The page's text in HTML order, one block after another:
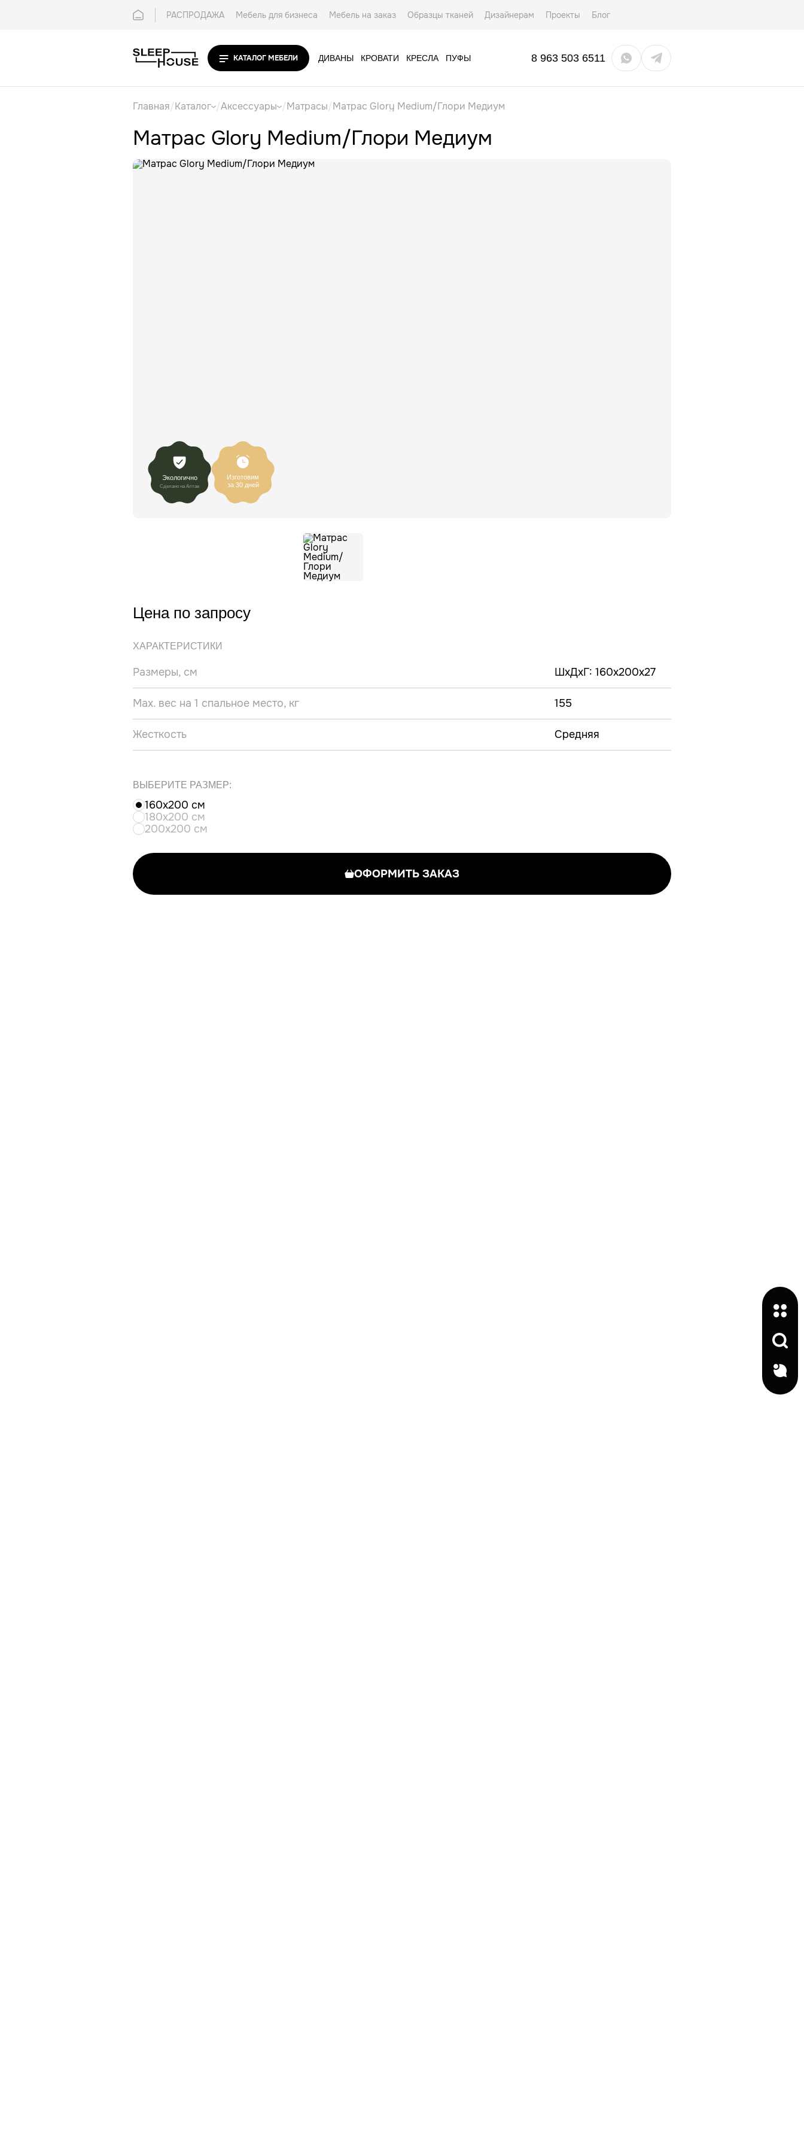
РАСПРОДАЖА Мебель для бизнеса Мебель на заказ Образцы тканей Дизайнерам Проекты Блог
Покупателям Контакты
КАТАЛОГ МЕБЕЛИ ДИВАНЫ КРОВАТИ КРЕСЛА ПУФЫ
АКСЕССУАРЫ
8 963 503 6511
Главная/Каталог /Аксессуары /Матрасы/Матрас Glory Medium/Глори Медиум
Экологично
Сделано на Алтае
Изготовим
за 30 дней
Матрас Glory Medium/Глори Медиум
Цена по запросу
ХАРАКТЕРИСТИКИ
Размеры, см ШxДxГ: 160x200x27
Max. вес на 1 спальное место, кг 155
Жесткость Средняя
ВЫБЕРИТЕ РАЗМЕР:
160x200 см
180x200 см
200x200 см
ОФОРМИТЬ ЗАКАЗ